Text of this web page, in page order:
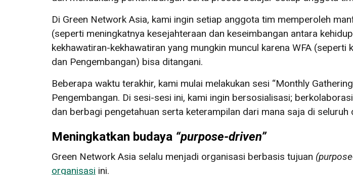
Di Green Network Asia, kami ingin setiap anggota tim memperoleh
(seperti meningkatnya kesejahteraan dan keseimbangan antara
kekhawatiran-kekhawatiran yang mungkin muncul karena WFA
dan Pengembangan) bisa ditangani.
Beberapa waktu terakhir, kami mulai melakukan sesi “Monthly
Pengembangan. Di sesi-sesi ini, kami ingin bersosialisasi;
dan berbagi pengetahuan serta keterampilan dari mana saja di seluruh
Meningkatkan budaya “purpose-driven”
Green Network Asia selalu menjadi organisasi berbasis tujuan (
organisasi ini.